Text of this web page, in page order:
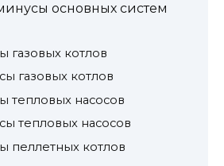
основных систем
газовых котлов
газовых котлов
тепловых насосов
тепловых насосов
пеллетных котлов